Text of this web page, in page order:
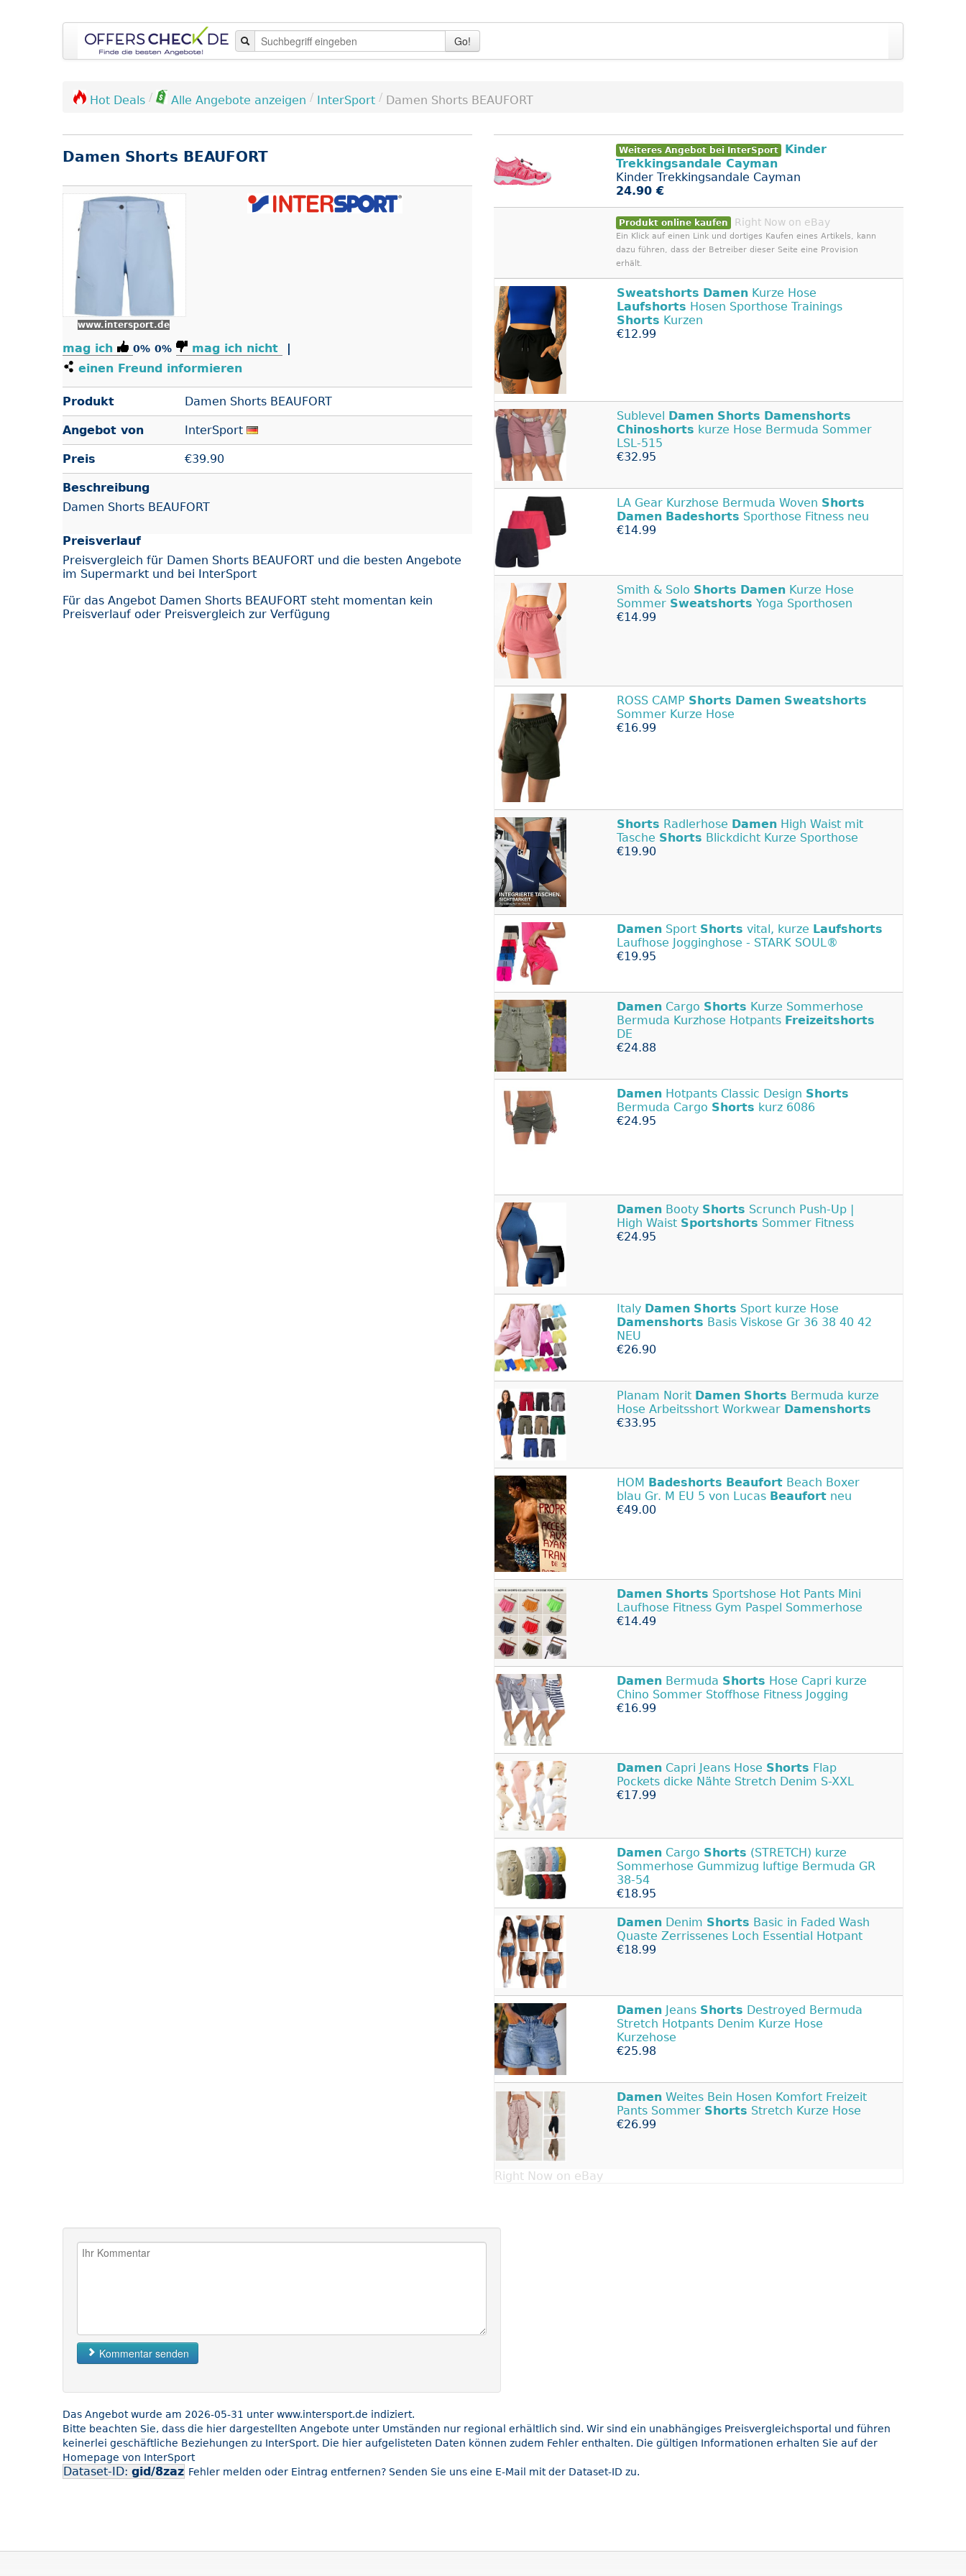
Go!
Hot Deals / Alle Angebote anzeigen / InterSport / Damen Shorts BEAUFORT
Damen Shorts BEAUFORT
www.intersport.de
mag ich 0% 0% mag ich nicht
|
einen Freund informieren
Produkt Damen Shorts BEAUFORT
Angebot von InterSport
Preis €39.90
Beschreibung
Damen Shorts BEAUFORT
Preisverlauf
Preisvergleich für Damen Shorts BEAUFORT und die besten Angebote
im Supermarkt und bei InterSport
Für das Angebot Damen Shorts BEAUFORT steht momentan kein
Preisverlauf oder Preisvergleich zur Verfügung
Weiteres Angebot bei InterSport
Kinder
Trekkingsandale Cayman
Kinder Trekkingsandale Cayman
24.90 €
Produkt online kaufen Right Now on eBay
Ein Klick auf einen Link und dortiges Kaufen eines Artikels, kann
dazu führen, dass der Betreiber dieser Seite eine Provision
erhält.
Sweatshorts Damen Kurze Hose
Laufshorts Hosen Sporthose Trainings
Shorts Kurzen
€12.99
Sublevel Damen Shorts Damenshorts
Chinoshorts kurze Hose Bermuda Sommer
LSL-515
€32.95
LA Gear Kurzhose Bermuda Woven Shorts
Damen Badeshorts Sporthose Fitness neu
€14.99
Smith & Solo Shorts Damen Kurze Hose
Sommer Sweatshorts Yoga Sporthosen
€14.99
ROSS CAMP Shorts Damen Sweatshorts
Sommer Kurze Hose
€16.99
Shorts Radlerhose Damen High Waist mit
Tasche Shorts Blickdicht Kurze Sporthose
€19.90
Damen Sport Shorts vital, kurze Laufshorts
Laufhose Jogginghose - STARK SOUL®
€19.95
Damen Cargo Shorts Kurze Sommerhose
Bermuda Kurzhose Hotpants Freizeitshorts
DE
€24.88
Damen Hotpants Classic Design Shorts
Bermuda Cargo Shorts kurz 6086
€24.95
Damen Booty Shorts Scrunch Push-Up |
High Waist Sportshorts Sommer Fitness
€24.95
Italy Damen Shorts Sport kurze Hose
Damenshorts Basis Viskose Gr 36 38 40 42
NEU
€26.90
Planam Norit Damen Shorts Bermuda kurze
Hose Arbeitsshort Workwear Damenshorts
€33.95
HOM Badeshorts Beaufort Beach Boxer
blau Gr. M EU 5 von Lucas Beaufort neu
€49.00
Damen Shorts Sportshose Hot Pants Mini
Laufhose Fitness Gym Paspel Sommerhose
€14.49
Damen Bermuda Shorts Hose Capri kurze
Chino Sommer Stoffhose Fitness Jogging
€16.99
Damen Capri Jeans Hose Shorts Flap
Pockets dicke Nähte Stretch Denim S-XXL
€17.99
Damen Cargo Shorts (STRETCH) kurze
Sommerhose Gummizug luftige Bermuda GR
38-54
€18.95
Damen Denim Shorts Basic in Faded Wash
Quaste Zerrissenes Loch Essential Hotpant
€18.99
Damen Jeans Shorts Destroyed Bermuda
Stretch Hotpants Denim Kurze Hose
Kurzehose
€25.98
Damen Weites Bein Hosen Komfort Freizeit
Pants Sommer Shorts Stretch Kurze Hose
€26.99
Right Now on eBay
Kommentar senden
Das Angebot wurde am 2026-05-31 unter www.intersport.de indiziert.
Bitte beachten Sie, dass die hier dargestellten Angebote unter Umständen nur regional erhältlich sind. Wir sind ein unabhängiges Preisvergleichsportal und führen
keinerlei geschäftliche Beziehungen zu InterSport. Die hier aufgelisteten Daten können zudem Fehler enthalten. Die gültigen Informationen erhalten Sie auf der
Homepage von InterSport
Dataset-ID: gid/8zaz Fehler melden oder Eintrag entfernen? Senden Sie uns eine E-Mail mit der Dataset-ID zu.